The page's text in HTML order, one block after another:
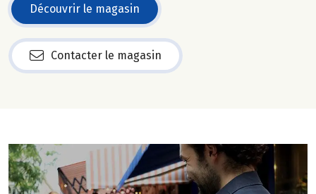
Découvrir le magasin
Contacter le magasin